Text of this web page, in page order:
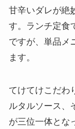
甘辛いダレが絶
す。ランチ定食
ですが、単品メ
ます。
てけてけこだわ
ルタルソース、
が三位一体とな